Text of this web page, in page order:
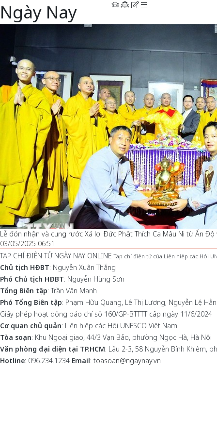
Ngày Nay
Lễ đón nhận và cung rước Xá lợi Đức Phật Thích Ca Mâu Ni từ Ấn Độ
03/05/2025 06:51
TẠP CHÍ ĐIỆN TỬ NGÀY NAY ONLINE Tạp chí điện tử của Liên hiệp các Hội
Chủ tịch HĐBT: Nguyễn Xuân Thắng
Phó Chủ tịch HĐBT: Nguyễn Hùng Sơn
Tổng Biên tập: Trần Văn Mạnh
Phó Tổng Biên tập: Phạm Hữu Quang, Lê Thị Lương, Nguyễn Lệ
Giấy phép hoạt động báo chí số 160/GP-BTTTT cấp ngày 11/6/2024
Cơ quan chủ quản: Liên hiệp các Hội UNESCO Việt Nam
Tòa soạn: Khu Ngoại giao, 44/3 Vạn Bảo, phường Ngọc Hà, Hà Nội
Văn phòng đại diện tại TP.HCM: Lầu 2-3, 58 Nguyễn Bỉnh Khiêm,
Hotline: 096.234.1234 Email: toasoan@ngaynay.vn